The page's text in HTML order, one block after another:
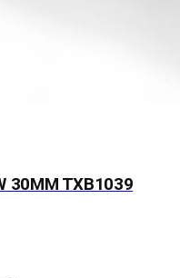
30MM TXB1039